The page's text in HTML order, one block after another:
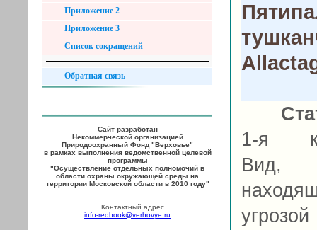
Приложение 2
Приложение 3
Список сокращений
Обратная связь
Сайт разработан
Некоммерческой организацией
Природоохранный Фонд "Верховье"
в рамках выполнения ведомственной целевой
программы
"Осуществление отдельных полномочий в
области охраны окружающей среды на
территории Московской области в 2010 году"
Контактный адрес
info-redbook@verhovye.ru
1-я
Вид,
угрозой